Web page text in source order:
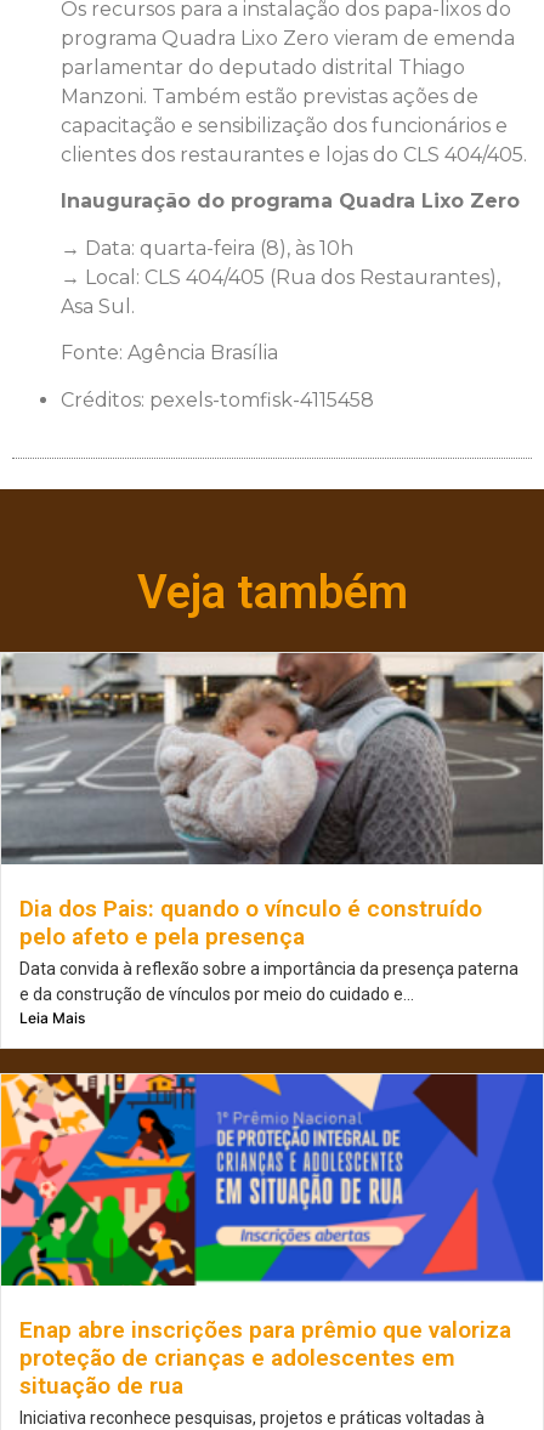
Os recursos para a instalação dos papa-lixos do
programa Quadra Lixo Zero vieram de emenda
parlamentar do deputado distrital Thiago
Manzoni. Também estão previstas ações de
capacitação e sensibilização dos funcionários e
clientes dos restaurantes e lojas do CLS 404/405.
Inauguração do programa Quadra Lixo Zero
→ Data: quarta-feira (8), às 10h
→ Local: CLS 404/405 (Rua dos Restaurantes),
Asa Sul.
Fonte: Agência Brasília
Créditos: pexels-tomfisk-4115458
Veja também
Dia dos Pais: quando o vínculo é construído
pelo afeto e pela presença
Data convida à reflexão sobre a importância da presença paterna
e da construção de vínculos por meio do cuidado e...
Leia Mais
Enap abre inscrições para prêmio que valoriza
proteção de crianças e adolescentes em
situação de rua
Iniciativa reconhece pesquisas, projetos e práticas voltadas à